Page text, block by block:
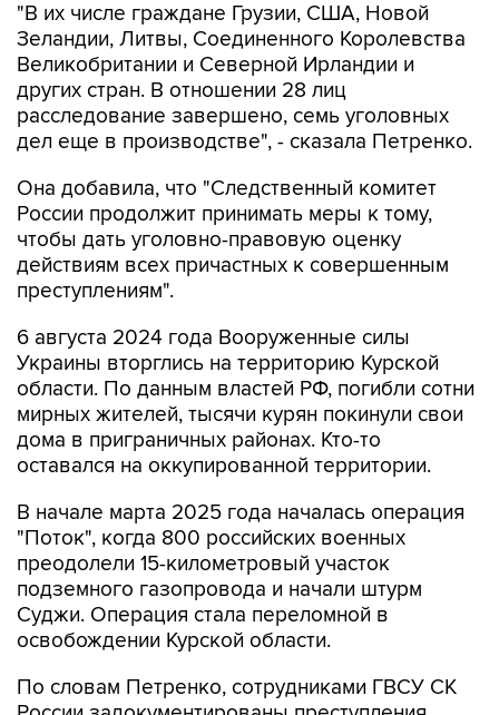
"В их числе граждане Грузии, США, Новой
Зеландии, Литвы, Соединенного Королевства
Великобритании и Северной Ирландии и
других стран. В отношении 28 лиц
расследование завершено, семь уголовных
дел еще в производстве", - сказала Петренко.
Она добавила, что "Cледственный комитет
России продолжит принимать меры к тому,
чтобы дать уголовно-правовую оценку
действиям всех причастных к совершенным
преступлениям".
6 августа 2024 года Вооруженные силы
Украины вторглись на территорию Курской
области. По данным властей РФ, погибли сотни
мирных жителей, тысячи курян покинули свои
дома в приграничных районах. Кто-то
оставался на оккупированной территории.
В начале марта 2025 года началась операция
"Поток", когда 800 российских военных
преодолели 15-километровый участок
подземного газопровода и начали штурм
Суджи. Операция стала переломной в
освобождении Курской области.
По словам Петренко, сотрудниками ГВСУ СК